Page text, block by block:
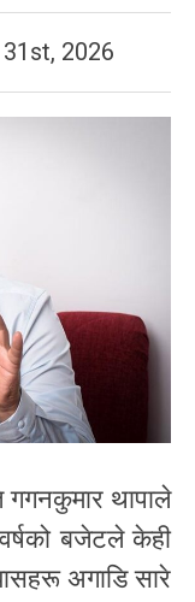
2026
गगनकुमार थापाले
बजेटले केही
अगाडि सारे